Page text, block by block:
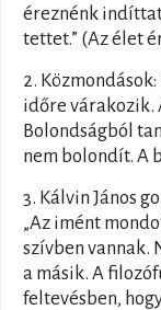
éreznénk
tettet.” (Az élet
2.
időre várakozik.
Bolondságból
nem bolondít. A
3. Kálvin János
„Az imént
szívben vannak.
a másik. A
feltevésben,